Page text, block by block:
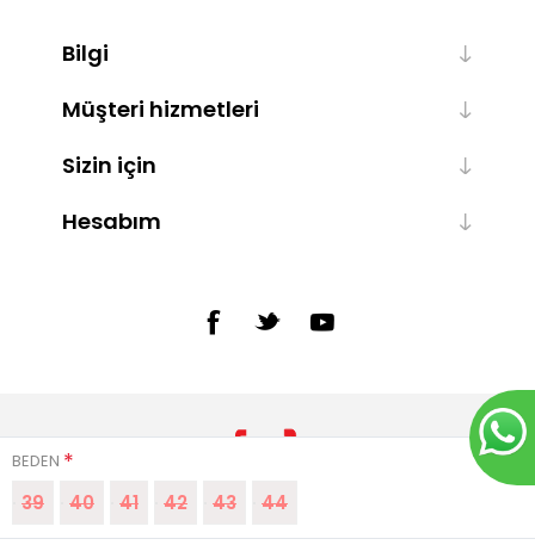
BEDEN *
39 40 41 42 43 44
Bilgi
Müşteri hizmetleri
Sizin için
Hesabım
Powered bynopCommerce